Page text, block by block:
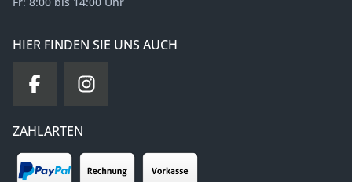
HIER FINDEN SIE UNS AUCH
ZAHLARTEN